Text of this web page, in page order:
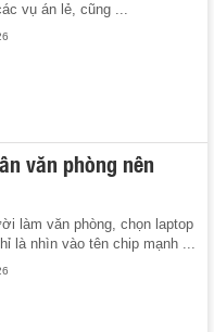
vụ án lẻ, cũng ...
văn phòng nên
làm văn phòng, chọn laptop
là nhìn vào tên chip mạnh ...